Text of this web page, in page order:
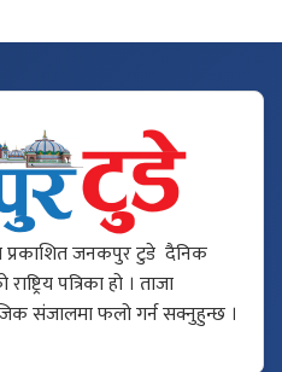
प्रकाशित जनकपुर टुडे दैनिक
पत्रिका हो । ताजा
संजालमा फलो गर्न सक्नुहुन्छ ।